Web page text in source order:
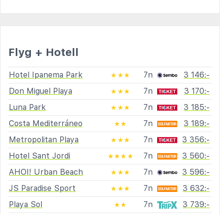
Flyg + Hotell
Hotel Ipanema Park ★★★ 7n
3 146:-
Don Miguel Playa
★★★ 7n
3 170:-
Luna Park
★★★ 7n
3 185:-
Costa Mediterráneo
★★ 7n
3 189:-
Metropolitan Playa
★★★ 7n
3 356:-
Hotel Sant Jordi
★★★★ 7n
3 560:-
AHOI! Urban Beach
★★★ 7n
3 596:-
JS Paradise Sport
★★★ 7n
3 632:-
Playa Sol
★★ 7n
3 739:-